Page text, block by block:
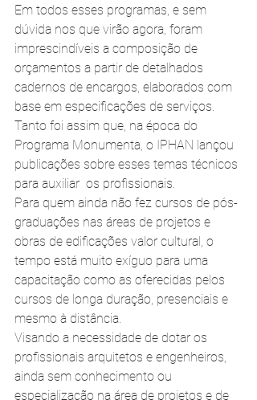
Em todos esses programas, e sem
dúvida nos que virão agora, foram
imprescindíveis a composição de
orçamentos a partir de detalhados
cadernos de encargos, elaborados com
base em especificações de serviços.
Tanto foi assim que, na época do
Programa Monumenta, o IPHAN lançou
publicações sobre esses temas técnicos
para auxiliar  os profissionais.
Para quem ainda não fez cursos de pós-
graduações nas áreas de projetos e
obras de edificações valor cultural, o
tempo está muito exíguo para uma
capacitação como as oferecidas pelos
cursos de longa duração, presenciais e
mesmo à distância.
Visando a necessidade de dotar os
profissionais arquitetos e engenheiros,
ainda sem conhecimento ou
especialização na área de projetos e de